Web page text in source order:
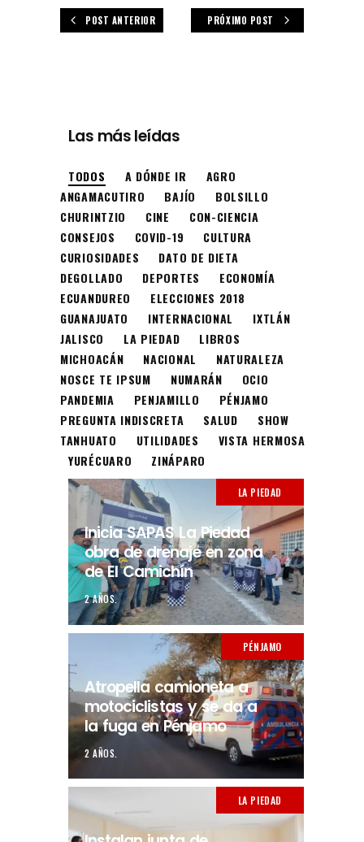
POST ANTERIOR PRÓXIMO POST
Las más leídas
TODOS A DÓNDE IR
AGRO
ANGAMACUTIRO
BAJÍO
BOLSILLO
CHURINTZIO
CINE
CON-CIENCIA
CONSEJOS
COVID-19
CULTURA
CURIOSIDADES
DATO DE DIETA
DEGOLLADO
DEPORTES
ECONOMÍA
ECUANDUREO
ELECCIONES 2018
GUANAJUATO
INTERNACIONAL
IXTLÁN
JALISCO
LA PIEDAD
LIBROS
MICHOACÁN
NACIONAL
NATURALEZA
NOSCE TE IPSUM
NUMARÁN
OCIO
PANDEMIA
PENJAMILLO
PÉNJAMO
PREGUNTA INDISCRETA
SALUD
SHOW
TANHUATO
UTILIDADES
VISTA HERMOSA
YURÉCUARO
ZINÁPARO
LA PIEDAD
Inicia SAPAS La Piedad
obra de drenaje en zona
de El Camichín
2 AÑOS.
PÉNJAMO
Atropella camioneta a
motociclistas y se da a
la fuga en Pénjamo
2 AÑOS.
LA PIEDAD